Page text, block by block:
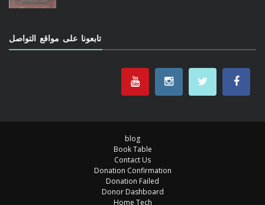
تابعونا على مواقع التواصل
blog
Book Table
Contact Us
Donation Confirmation
Donation Failed
Donor Dashboard
Home Tech